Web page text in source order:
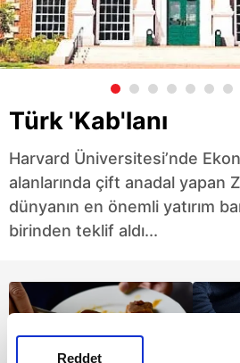
Reddet
Türk 'Kab'lanı
Harvard Üniversitesi’nde
alanlarında çift anadal yapan
dünyanın en önemli yatırım
birinden teklif aldı...